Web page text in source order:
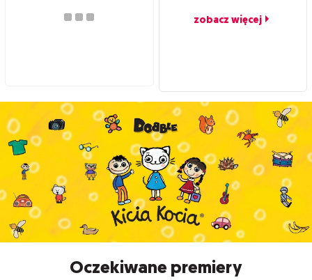
zobacz więcej
Oczekiwane premiery